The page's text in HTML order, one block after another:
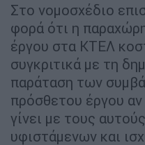
Στο νομοσχέδιο
φορά ότι η
έργου στα ΚΤΕΛ
συγκριτικά με τη
παράταση των
πρόσθετου έργου αν
γίνει με τους
υφιστάμενων και